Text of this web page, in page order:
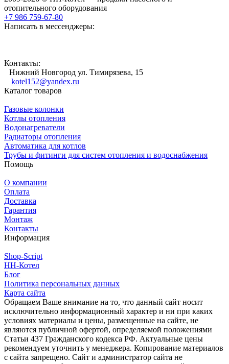
отопительного оборудования
+7 986 759-67-80
Написать в мессенджеры:
Контакты:
Нижний Новгород ул. Тимирязева, 15
kotel152@yandex.ru
Каталог товаров
Газовые колонки
Котлы отопления
Водонагреватели
Радиаторы отопления
Автоматика для котлов
Трубы и фитинги для систем отопления и водоснабжения
Помощь
О компании
Оплата
Доставка
Гарантия
Монтаж
Контакты
Информация
Shop-Script
НН-Котел
Блог
Политика персональных данных
Карта сайта
Обращаем Ваше внимание на то, что данный сайт носит
исключительно информационный характер и ни при каких
условиях материалы и цены, размещенные на сайте, не
являются публичной офертой, определяемой положениями
Статьи 437 Гражданского кодекса РФ. Актуальные цены
рекомендуем уточнить у менеджера. Копирование материалов
с сайта запрещено. Сайт и администратор сайта не